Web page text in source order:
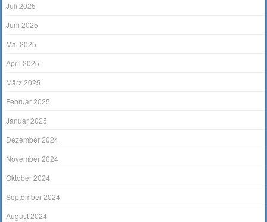
Juli 2025
Juni 2025
Mai 2025
April 2025
März 2025
Februar 2025
Januar 2025
Dezember 2024
November 2024
Oktober 2024
September 2024
August 2024